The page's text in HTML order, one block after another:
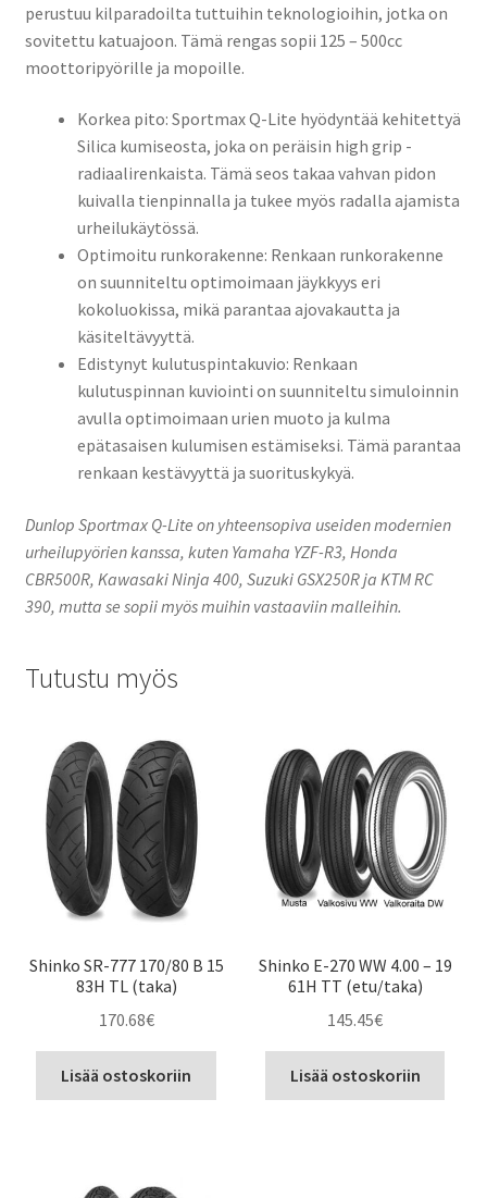
perustuu kilparadoilta tuttuihin teknologioihin, jotka on
sovitettu katuajoon.​ Tämä rengas sopii 125 – 500cc
moottoripyörille ja mopoille.
Korkea pito: Sportmax Q-Lite hyödyntää kehitettyä
Silica kumiseosta, joka on peräisin high grip -
radiaalirenkaista. Tämä seos takaa vahvan pidon
kuivalla tienpinnalla ja tukee myös radalla ajamista
urheilukäytössä.
Optimoitu runkorakenne: Renkaan runkorakenne
on suunniteltu optimoimaan jäykkyys eri
kokoluokissa, mikä parantaa ajovakautta ja
käsiteltävyyttä.
Edistynyt kulutuspintakuvio: Renkaan
kulutuspinnan kuviointi on suunniteltu simuloinnin
avulla optimoimaan urien muoto ja kulma
epätasaisen kulumisen estämiseksi. Tämä parantaa
renkaan kestävyyttä ja suorituskykyä.
Dunlop Sportmax Q-Lite on yhteensopiva useiden modernien
urheilupyörien kanssa, kuten Yamaha YZF-R3, Honda
CBR500R, Kawasaki Ninja 400, Suzuki GSX250R ja KTM RC
390, mutta se sopii myös muihin vastaaviin malleihin.
Tutustu myös
Shinko SR-777 170/80 B 15
83H TL (taka)
170.68€
Lisää ostoskoriin
Shinko E-270 WW 4.00 – 19
61H TT (etu/taka)
145.45€
Lisää ostoskoriin